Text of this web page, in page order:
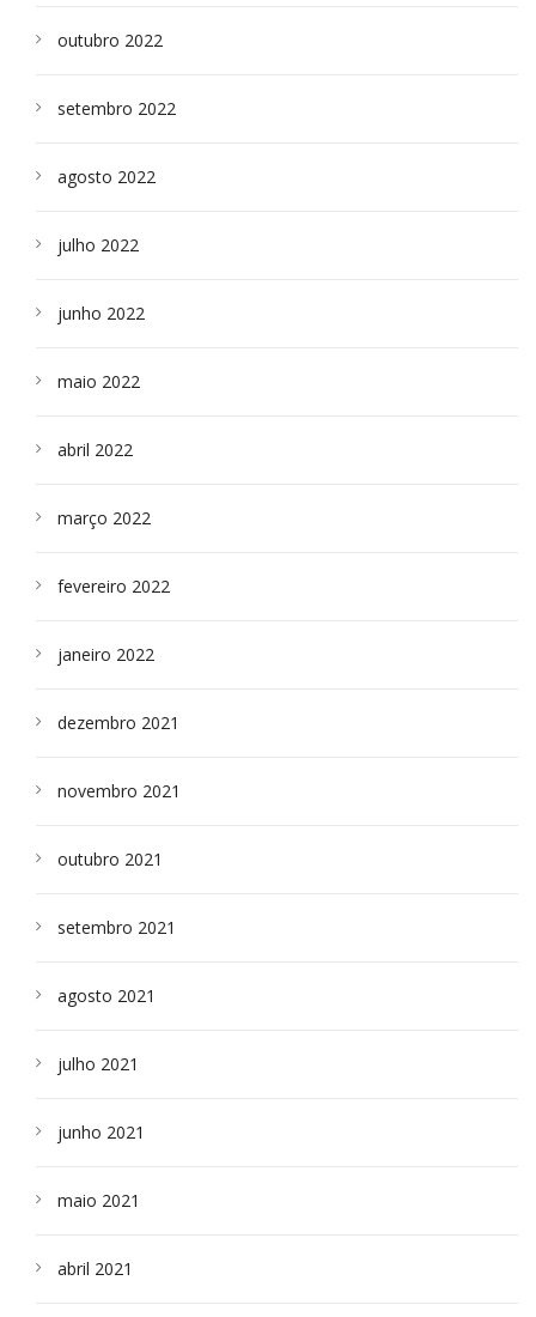
outubro 2022
setembro 2022
agosto 2022
julho 2022
junho 2022
maio 2022
abril 2022
março 2022
fevereiro 2022
janeiro 2022
dezembro 2021
novembro 2021
outubro 2021
setembro 2021
agosto 2021
julho 2021
junho 2021
maio 2021
abril 2021